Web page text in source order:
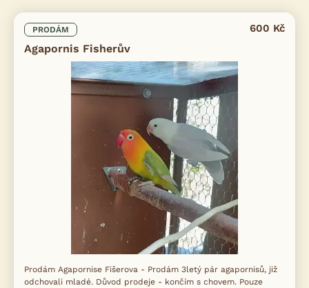
PRODÁM
Agapornis Fisherův
600 Kč
Prodám Agapornise Fišerova - Prodám 3letý pár agapornisů, již
odchovali mladé. Důvod prodeje - končím s chovem. Pouze